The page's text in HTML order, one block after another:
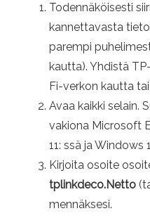
Todennäköisesti
kannettavasta
parempi
kautta). Yhdistä
Fi-verkon kautta
Avaa kaikki selain.
vakiona Microsoft
11: ssä ja Windows
Kirjoita osoite
tplinkdeco.Netto
mennäksesi.